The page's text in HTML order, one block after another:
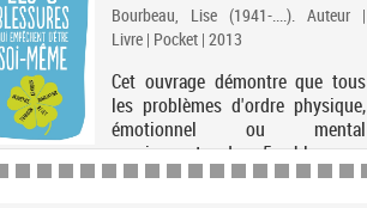
Bourbeau, Lise (1941-....). Auteur |
Livre | Pocket | 2013
Cet ouvrage démontre que tous
les problèmes d'ordre physique,
émotionnel ou mental
proviennent de 5 blessures
fondamentales. Après une